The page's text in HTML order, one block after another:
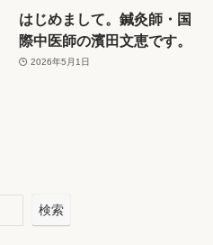
はじめまして。鍼灸師・国
際中医師の濱田文恵です。
2026年5月1日
検索